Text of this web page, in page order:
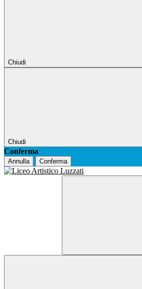
Chiudi
Chiudi
Conferma
Annulla Conferma